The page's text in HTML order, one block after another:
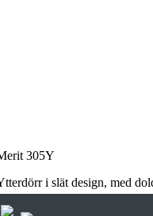
305Y
i slät design, med